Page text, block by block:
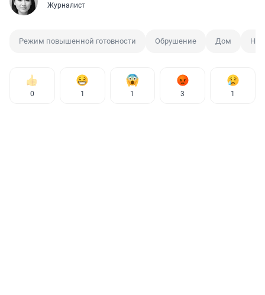
Журналист
Режим повышенной готовности Обрушение Дом
0 1 1 3 1